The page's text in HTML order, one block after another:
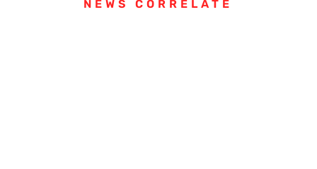
NEWS CORRELATE